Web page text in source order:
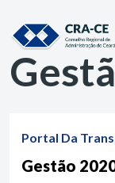
Portal Da
Gestão